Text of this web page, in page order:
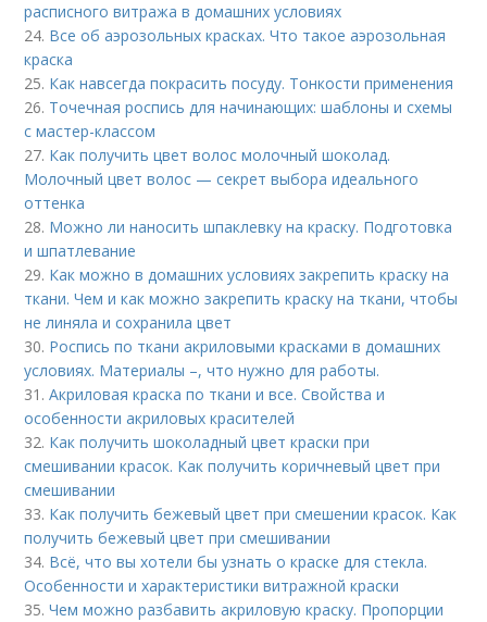
расписного витража в домашних условиях
24. Все об аэрозольных красках. Что такое аэрозольная
краска
25. Как навсегда покрасить посуду. Тонкости применения
26. Точечная роспись для начинающих: шаблоны и схемы
с мастер-классом
27. Как получить цвет волос молочный шоколад.
Молочный цвет волос — секрет выбора идеального
оттенка
28. Можно ли наносить шпаклевку на краску. Подготовка
и шпатлевание
29. Как можно в домашних условиях закрепить краску на
ткани. Чем и как можно закрепить краску на ткани, чтобы
не линяла и сохранила цвет
30. Роспись по ткани акриловыми красками в домашних
условиях. Материалы –, что нужно для работы.
31.Акриловая краска по ткани и все. Свойства и
особенности акриловых красителей
32. Как получить шоколадный цвет краски при
смешивании красок. Как получить коричневый цвет при
смешивании
33. Как получить бежевый цвет при смешении красок. Как
получить бежевый цвет при смешивании
34. Всё, что вы хотели бы узнать о краске для стекла.
Особенности и характеристики витражной краски
35.Чем можно разбавить акриловую краску. Пропорции